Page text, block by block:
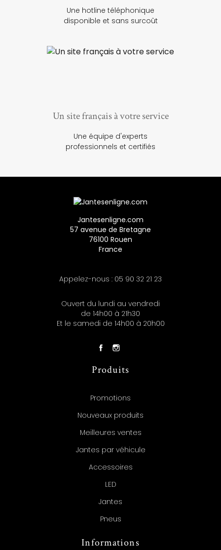
Une hotline téléphonique
disponible et sans surcoût
Un site français à votre service
Une équipe d'experts
professionnels et certifiés
Jantesenligne.com
57 avenue de Bretagne
76100 Rouen
France
Appelez-nous : 05 90 32 21 23
Ouvert du lundi au vendredi
de 14h00 à 21h30
Et le samedi de 14h00 à 20h00
Produits
Promotions
Nouveaux produits
Meilleures ventes
Jantes par véhicule
Accessoires
LED
Jantes
Pneus
Informations